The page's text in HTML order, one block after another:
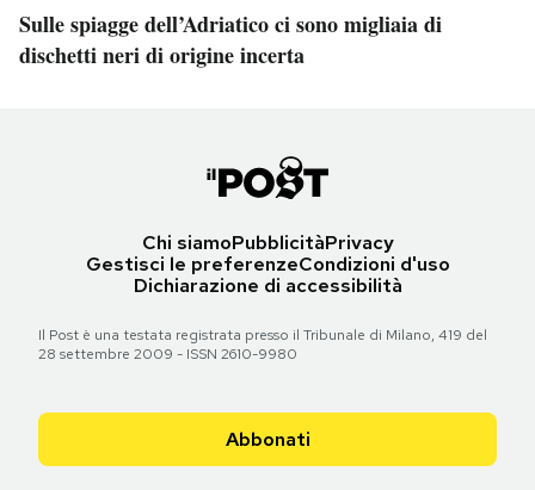
Sulle spiagge dell’Adriatico ci sono migliaia di
dischetti neri di origine incerta
Chi siamoPubblicitàPrivacy
Gestisci le preferenzeCondizioni d'uso
Dichiarazione di accessibilità
Il Post è una testata registrata presso il Tribunale di Milano, 419 del
28 settembre 2009 - ISSN 2610-9980
Abbonati